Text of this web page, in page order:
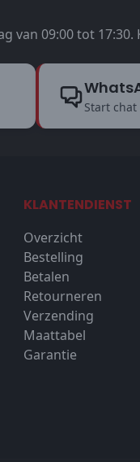
van 09:00 tot
Start chat
KLANTENDIENST
Overzicht
Bestelling
Betalen
Retourneren
Verzending
Maattabel
Garantie